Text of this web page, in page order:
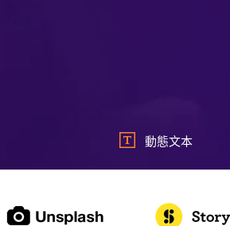
動態文本